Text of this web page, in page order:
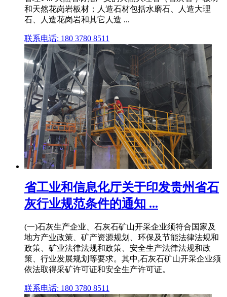
和天然花岗岩板材；人造石材包括水磨石、人造大理
石、人造花岗岩和其它人造 ...
联系电话: 180 3780 8511
省工业和信息化厅关于印发贵州省石
灰行业规范条件的通知 ...
(一)石灰生产企业、石灰石矿山开采企业须符合国家及
地方产业政策、矿产资源规划、环保及节能法律法规和
政策、矿业法律法规和政策、安全生产法律法规和政
策、行业发展规划等要求。其中,石灰石矿山开采企业须
依法取得采矿许可证和安全生产许可证。
联系电话: 180 3780 8511